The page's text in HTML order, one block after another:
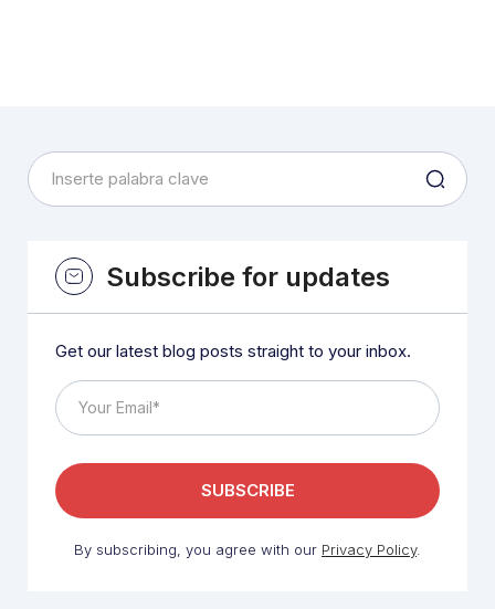
Subscribe for updates
Get our latest blog posts straight to your inbox.
By subscribing, you agree with our Privacy Policy.